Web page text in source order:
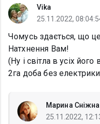
Vika
25.11.2022,
Чомусь здається, що
Натхнення Вам!
(Ну і світла в усіх
2га доба без
Марина Сніжна
25.11.2022,